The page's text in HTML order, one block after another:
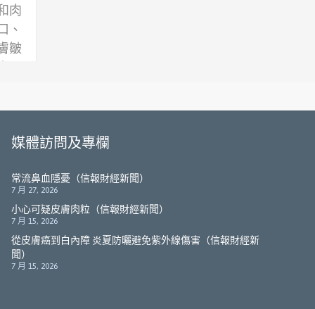
肉
、
皺
媒體訪問及專欄
常流鼻血隱憂（信報財經新聞）
7 月 27, 2026
小心可疑皮膚肉粒（信報財經新聞）
7 月 15, 2026
從皮膚癌到白內障 炎夏防曬避免紫外線傷害（信報財經新
聞）
7 月 15, 2026